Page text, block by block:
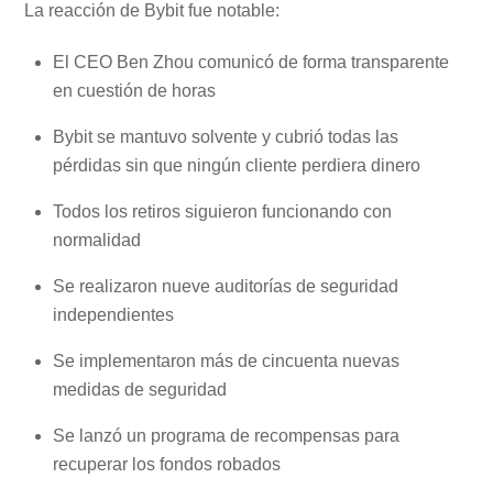
La reacción de Bybit fue notable:
El CEO Ben Zhou comunicó de forma transparente
en cuestión de horas
Bybit se mantuvo solvente y cubrió todas las
pérdidas sin que ningún cliente perdiera dinero
Todos los retiros siguieron funcionando con
normalidad
Se realizaron nueve auditorías de seguridad
independientes
Se implementaron más de cincuenta nuevas
medidas de seguridad
Se lanzó un programa de recompensas para
recuperar los fondos robados